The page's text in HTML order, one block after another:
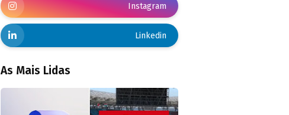
Instagram
Linkedin
As Mais Lidas